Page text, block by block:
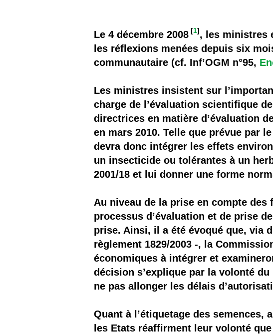
Il y a
Quels sont les
Le 4 décembre 2008 [1], les ministres
les réflexions menées depuis six
communautaire (cf. Inf’OGM n°95,
Les ministres insistent sur
charge de l’évaluation scientifique
directrices en matière d’évaluation
en mars 2010. Telle que prévue par
devra donc intégrer les effets
un insecticide ou tolérantes à un
2001/18 et lui donner une forme
Au niveau de la prise en compte
processus d’évaluation et de prise
prise. Ainsi, il a été évoqué que, via
règlement 1829/2003 -, la
économiques à intégrer et
décision s’explique par la volonté
ne pas allonger les délais
Quant à l’étiquetage des semences,
les Etats réaffirment leur volonté